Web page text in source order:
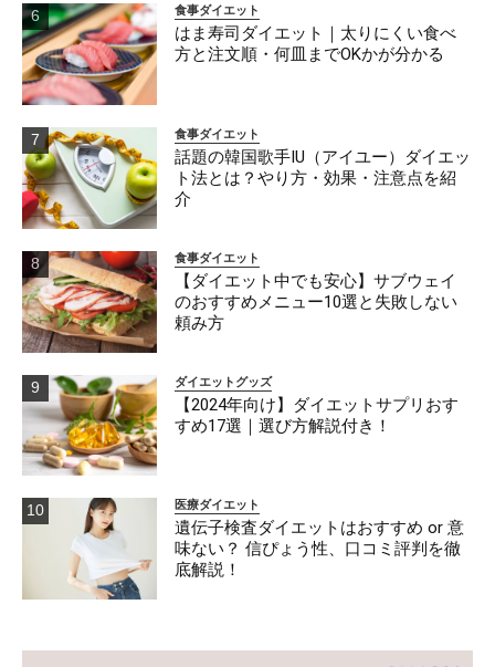
食事ダイエット
はま寿司ダイエット｜太りにくい食べ
方と注文順・何皿までOKかが分かる
食事ダイエット
話題の韓国歌手IU（アイユー）ダイエッ
ト法とは？やり方・効果・注意点を紹
介
食事ダイエット
【ダイエット中でも安心】サブウェイ
のおすすめメニュー10選と失敗しない
頼み方
ダイエットグッズ
【2024年向け】ダイエットサプリおす
すめ17選｜選び方解説付き！
医療ダイエット
遺伝子検査ダイエットはおすすめ or 意
味ない？ 信ぴょう性、口コミ評判を徹
底解説！